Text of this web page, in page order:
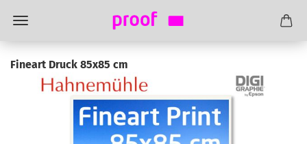
Fineart Druck 85x85 cm